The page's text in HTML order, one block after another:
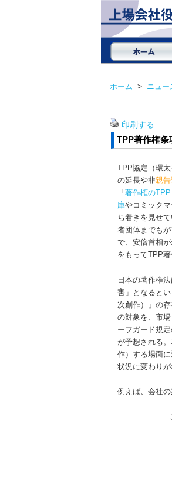
ホーム > ニュ
印刷する
TPP著作権条
TPP協定（環
の延長や非親
「著作権の
庫やコミック
ち着きを見せ
者団体までも
で、安倍首相
をもってTPP
日本の著作権
害」となると
次創作）」の
の対象を、市
ーフガード規
が予想される
作）する場面
状況に変わり
例えば、会社